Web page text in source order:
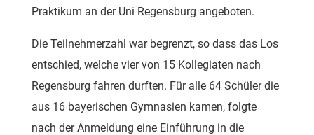
Praktikum an der Uni Regensburg angeboten.
Die Teilnehmerzahl war begrenzt, so dass das Los
entschied, welche vier von 15 Kollegiaten nach
Regensburg fahren durften. Für alle 64 Schüler die
aus 16 bayerischen Gymnasien kamen, folgte
nach der Anmeldung eine Einführung in die